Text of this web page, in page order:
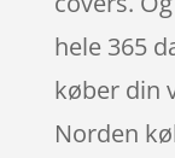
hele 365
køber din
Norden